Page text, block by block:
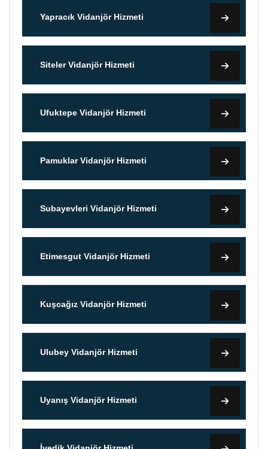
Yapracık Vidanjör Hizmeti
Siteler Vidanjör Hizmeti
Ufuktepe Vidanjör Hizmeti
Pamuklar Vidanjör Hizmeti
Subayevleri Vidanjör Hizmeti
Etimesgut Vidanjör Hizmeti
Kuşcağız Vidanjör Hizmeti
Ulubey Vidanjör Hizmeti
Uyanış Vidanjör Hizmeti